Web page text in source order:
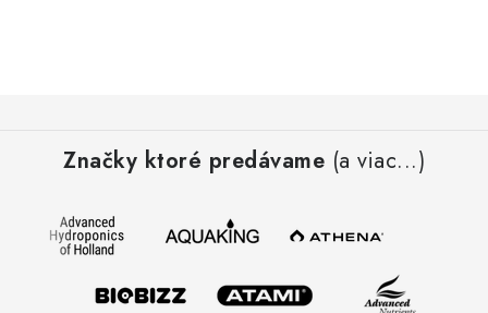
Značky ktoré predávame (a viac...)